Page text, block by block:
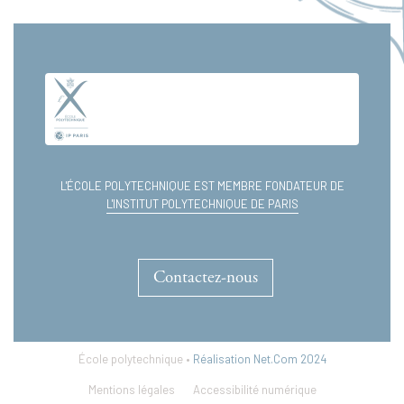
L'ÉCOLE POLYTECHNIQUE EST MEMBRE FONDATEUR DE
L'INSTITUT POLYTECHNIQUE DE PARIS
Contactez-nous
École polytechnique • Réalisation Net.Com 2024
Mentions légales Accessibilité numérique